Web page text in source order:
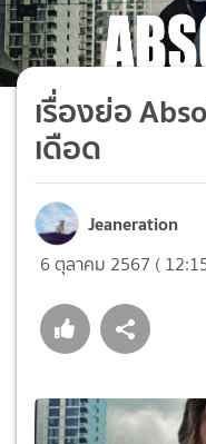
เรื่องย่อ
เดือด
Jeaneration
6 ตุลาคม 2567 (